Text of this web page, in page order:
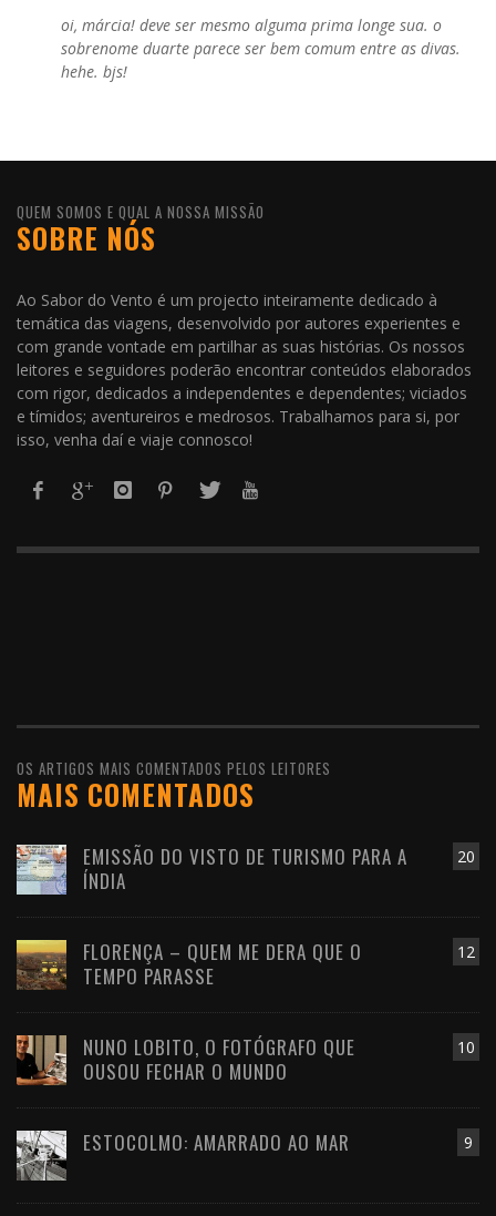
oi, márcia! deve ser mesmo alguma prima longe sua. o
sobrenome duarte parece ser bem comum entre as divas.
hehe. bjs!
QUEM SOMOS E QUAL A NOSSA MISSÃO
SOBRE NÓS
Ao Sabor do Vento é um projecto inteiramente dedicado à
temática das viagens, desenvolvido por autores experientes e
com grande vontade em partilhar as suas histórias. Os nossos
leitores e seguidores poderão encontrar conteúdos elaborados
com rigor, dedicados a independentes e dependentes; viciados
e tímidos; aventureiros e medrosos. Trabalhamos para si, por
isso, venha daí e viaje connosco!
OS ARTIGOS MAIS COMENTADOS PELOS LEITORES
MAIS COMENTADOS
20
EMISSÃO DO VISTO DE TURISMO PARA A
ÍNDIA
12
FLORENÇA – QUEM ME DERA QUE O
TEMPO PARASSE
10
NUNO LOBITO, O FOTÓGRAFO QUE
OUSOU FECHAR O MUNDO
9
ESTOCOLMO: AMARRADO AO MAR